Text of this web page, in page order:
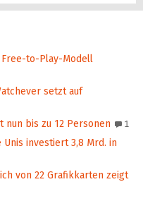
to-Play-Modell
setzt auf
nun bis zu 12 Personen 1
Unis investiert 3,8 Mrd. in
von 22 Grafikkarten zeigt